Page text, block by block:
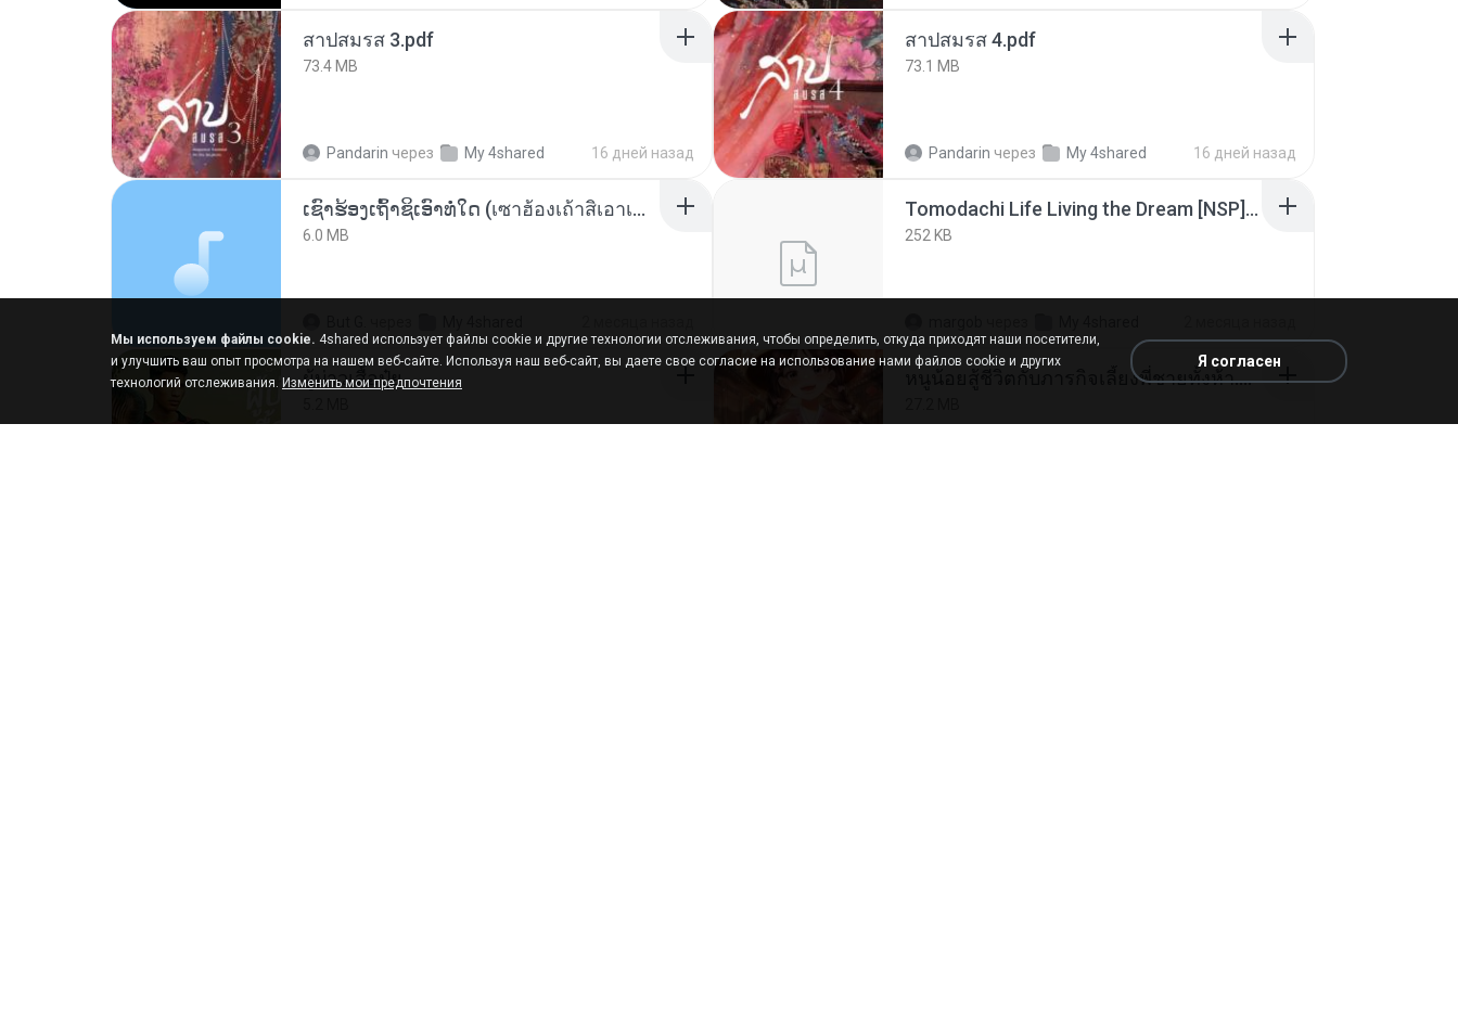
สาปสมรส 3.pdf
73.4 MB
Pandarin через My 4shared 16 дней назад
สาปสมรส 4.pdf
73.1 MB
Pandarin через My 4shared 16 дней назад
ເຊົາຮ້ອງເຖົ້າຊິເອົາທໍ່ໃດ (เซาฮ้องเถ้าสิเอาเท่าใด) ບຸນເກີດ ຫນູຫ່ວງ ft. ໂສພາ ຈຸນທະລາ
6.0 MB
Tomodachi Life Living the Dream [NSP].torrent
252 KB
ผู้บ่าวเสื้อปุ๋ย หนูน้อยสู้ชีวิตกับภารกิจเลี้ยงพี่ชายทั้งห้า.pdf
Мы используем файлы cookie. 4shared использует файлы cookie и другие технологии отслеживания, чтобы определить, откуда приходят наши посетители,
и улучшить ваш опыт просмотра на нашем веб-сайте. Используя наш веб-сайт, вы даете свое согласие на использование нами файлов cookie и других
технологий отслеживания. Изменить мои предпочтения
Я согласен